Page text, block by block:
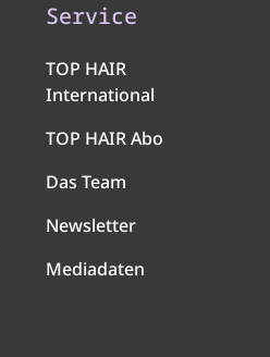
Service
TOP HAIR
International
TOP HAIR Abo
Das Team
Newsletter
Mediadaten